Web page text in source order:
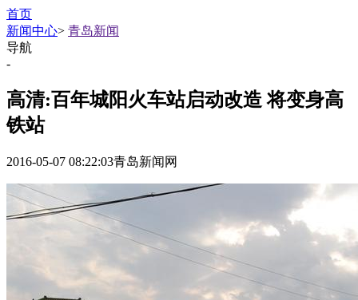
首页
新闻中心> 青岛新闻
导航
-
高清:百年城阳火车站启动改造 将变身高
铁站
2016-05-07 08:22:03青岛新闻网